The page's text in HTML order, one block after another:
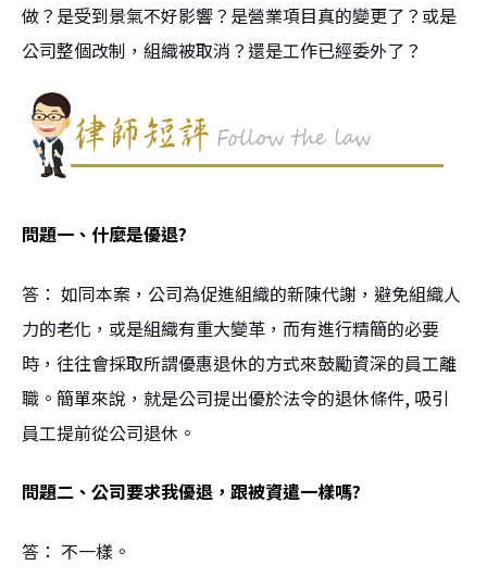
做？是受到景氣不好影響？是營業項目真的變更了？或是
公司整個改制，組織被取消？還是工作已經委外了？
問題一、什麼是優退?
答： 如同本案，公司為促進組織的新陳代謝，避免組織人
力的老化，或是組織有重大變革，而有進行精簡的必要
時，往往會採取所謂優惠退休的方式來鼓勵資深的員工離
職。簡單來說，就是公司提出優於法令的退休條件, 吸引
員工提前從公司退休。
問題二、公司要求我優退，跟被資遣一樣嗎?
答： 不一樣。